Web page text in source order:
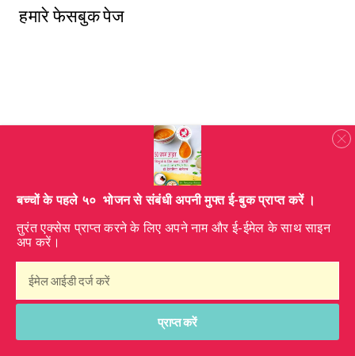
हमारे फेसबुक पेज
​बच्चों के पहले ५० भोजन से संबंधी अपनी मुफ्त ई-बुक प्राप्त करें ।
तुरंत एक्सेस प्राप्त करने के लिए अपने नाम और ई-ईमेल के साथ साइन
अप करें।
प्राप्त करें